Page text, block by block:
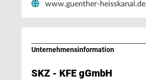
www.guenther-heisskanal.de
Unternehmens­information
SKZ - KFE gGmbH